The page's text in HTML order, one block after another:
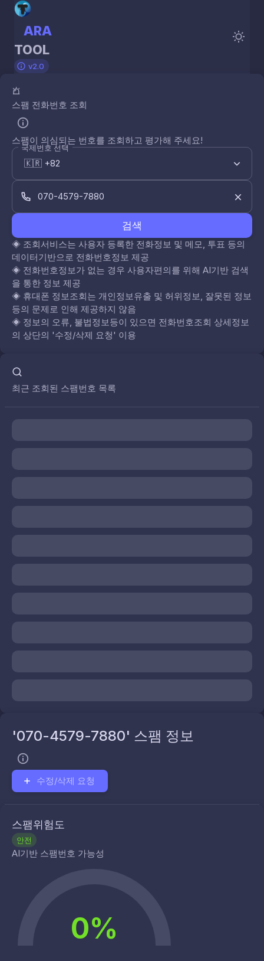
ARA
TOOL
v2.0
스팸 전화번호 조회
스팸이 의심되는 번호를 조회하고 평가해 주세요!
국제번호 선택
검색
◈ 조회서비스는 사용자 등록한 전화정보 및 메모, 투표 등의
데이터기반으로 전화번호정보 제공
◈ 전화번호정보가 없는 경우 사용자편의를 위해 AI기반 검색
을 통한 정보 제공
◈ 휴대폰 정보조회는 개인정보유출 및 허위정보, 잘못된 정보
등의 문제로 인해 제공하지 않음
◈ 정보의 오류, 불법정보등이 있으면 전화번호조회 상세정보
의 상단의 '수정/삭제 요청' 이용
최근 조회된 스팸번호 목록
'070-4579-7880' 스팸 정보
수정/삭제 요청
스팸위험도
안전
AI기반 스팸번호 가능성
0%